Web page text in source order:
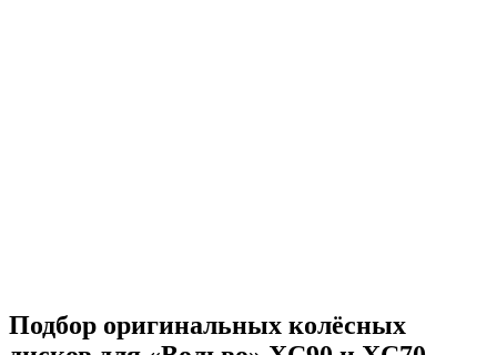
Подбор оригинальных колёсных